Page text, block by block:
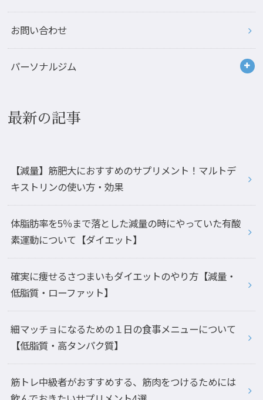
お問い合わせ
パーソナルジム
最新の記事
【減量】筋肥大におすすめのサプリメント！マルトデ
キストリンの使い方・効果
体脂肪率を5％まで落とした減量の時にやっていた有酸
素運動について【ダイエット】
確実に痩せるさつまいもダイエットのやり方【減量・
低脂質・ローファット】
細マッチョになるための１日の食事メニューについて
【低脂質・高タンパク質】
筋トレ中級者がおすすめする、筋肉をつけるためには